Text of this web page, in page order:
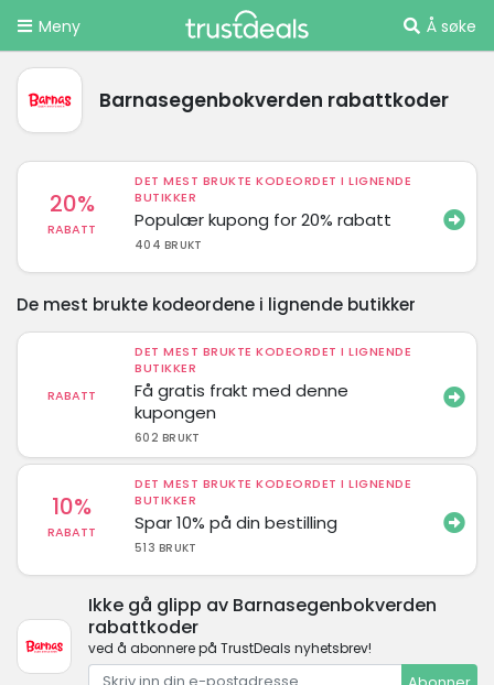
Meny Å søke
Barnasegenbokverden rabattkoder
20%
RABATT
DET MEST BRUKTE KODEORDET I LIGNENDE
BUTIKKER
Populær kupong for 20% rabatt
404 BRUKT
De mest brukte kodeordene i lignende butikker
RABATT
DET MEST BRUKTE KODEORDET I LIGNENDE
BUTIKKER
Få gratis frakt med denne
kupongen
602 BRUKT
10%
RABATT
DET MEST BRUKTE KODEORDET I LIGNENDE
BUTIKKER
Spar 10% på din bestilling
513 BRUKT
Ikke gå glipp av Barnasegenbokverden
rabattkoder
ved å abonnere på TrustDeals nyhetsbrev!